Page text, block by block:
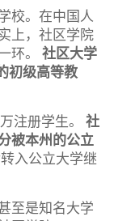
校。在中国人
上，社区学院
环。 社区大学
初级高等教
注册学生。 社
被本州的公立
入公立大学继
至是知名大学